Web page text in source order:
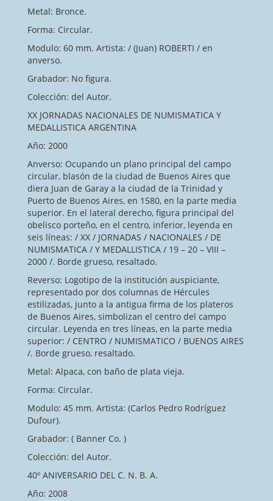
Metal: Bronce.
Forma: Circular.
Modulo: 60 mm. Artista: / (Juan) ROBERTI / en
anverso.
Grabador: No figura.
Colección: del Autor.
XX JORNADAS NACIONALES DE NUMISMATICA Y
MEDALLISTICA ARGENTINA
Año: 2000
Anverso: Ocupando un plano principal del campo
circular, blasón de la ciudad de Buenos Aires que
diera Juan de Garay a la ciudad de la Trinidad y
Puerto de Buenos Aires, en 1580, en la parte media
superior. En el lateral derecho, figura principal del
obelisco porteño, en el centro, inferior, leyenda en
seis líneas: / XX / JORNADAS / NACIONALES / DE
NUMISMATICA / Y MEDALLISTICA / 19 – 20 – VIII –
2000 /. Borde grueso, resaltado.
Reverso: Logotipo de la institución auspiciante,
representado por dos columnas de Hércules
estilizadas, junto a la antigua firma de los plateros
de Buenos Aires, simbolizan el centro del campo
circular. Leyenda en tres líneas, en la parte media
superior: / CENTRO / NUMISMATICO / BUENOS AIRES
/. Borde grueso, resaltado.
Metal: Alpaca, con baño de plata vieja.
Forma: Circular.
Modulo: 45 mm. Artista: (Carlos Pedro Rodríguez
Dufour).
Grabador: ( Banner Co. )
Colección: del Autor.
40º ANIVERSARIO DEL C. N. B. A.
Año: 2008